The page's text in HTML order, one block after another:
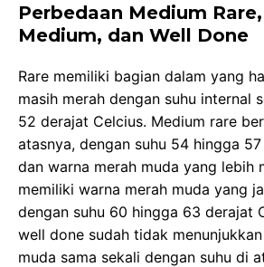
Perbedaan Medium
Medium, dan Well Done
Rare memiliki bagian dalam yang
masih merah dengan suhu internal
52 derajat Celcius. Medium rare
atasnya, dengan suhu 54 hingga
dan warna merah muda yang lebih
memiliki warna merah muda yang
dengan suhu 60 hingga 63 derajat
well done sudah tidak
muda sama sekali dengan suhu di